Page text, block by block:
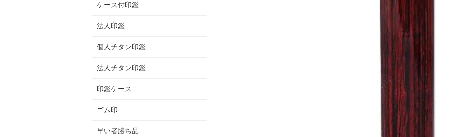
ケース付印鑑
法人印鑑
個人チタン印鑑
法人チタン印鑑
印鑑ケース
ゴム印
早い者勝ち品